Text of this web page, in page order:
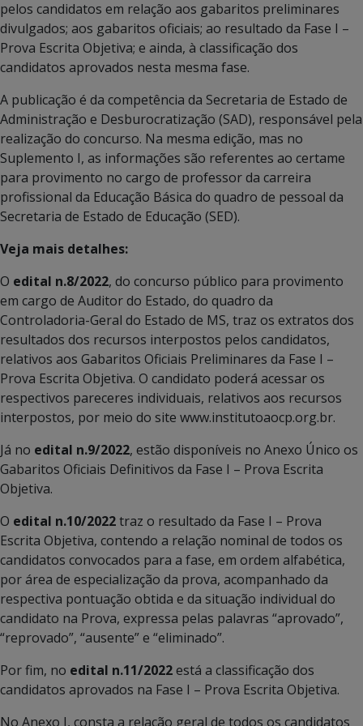
pelos candidatos em relação aos gabaritos preliminares
divulgados; aos gabaritos oficiais; ao resultado da Fase I –
Prova Escrita Objetiva; e ainda, à classificação dos
candidatos aprovados nesta mesma fase.
A publicação é da competência da Secretaria de Estado de
Administração e Desburocratização (SAD), responsável pela
realização do concurso. Na mesma edição, mas no
Suplemento I, as informações são referentes ao certame
para provimento no cargo de professor da carreira
profissional da Educação Básica do quadro de pessoal da
Secretaria de Estado de Educação (SED).
Veja mais detalhes:
O edital n.8/2022, do concurso público para provimento
em cargo de Auditor do Estado, do quadro da
Controladoria-Geral do Estado de MS, traz os extratos dos
resultados dos recursos interpostos pelos candidatos,
relativos aos Gabaritos Oficiais Preliminares da Fase I –
Prova Escrita Objetiva. O candidato poderá acessar os
respectivos pareceres individuais, relativos aos recursos
interpostos, por meio do site www.institutoaocp.org.br.
Já no edital n.9/2022, estão disponíveis no Anexo Único os
Gabaritos Oficiais Definitivos da Fase I – Prova Escrita
Objetiva.
O edital n.10/2022traz o resultado da Fase I – Prova
Escrita Objetiva, contendo a relação nominal de todos os
candidatos convocados para a fase, em ordem alfabética,
por área de especialização da prova, acompanhado da
respectiva pontuação obtida e da situação individual do
candidato na Prova, expressa pelas palavras “aprovado”,
“reprovado”, “ausente” e “eliminado”.
Por fim, no edital n.11/2022está a classificação dos
candidatos aprovados na Fase I – Prova Escrita Objetiva.
No Anexo I, consta a relação geral de todos os candidatos